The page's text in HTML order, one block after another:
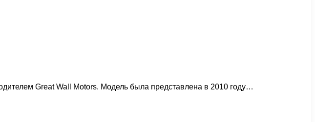
Great Wall Motors. Модель была представлена в 2010 году…